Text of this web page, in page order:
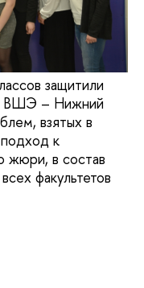
защитили
ВШЭ – Нижний
взятых в
к
жюри, в состав
факультетов